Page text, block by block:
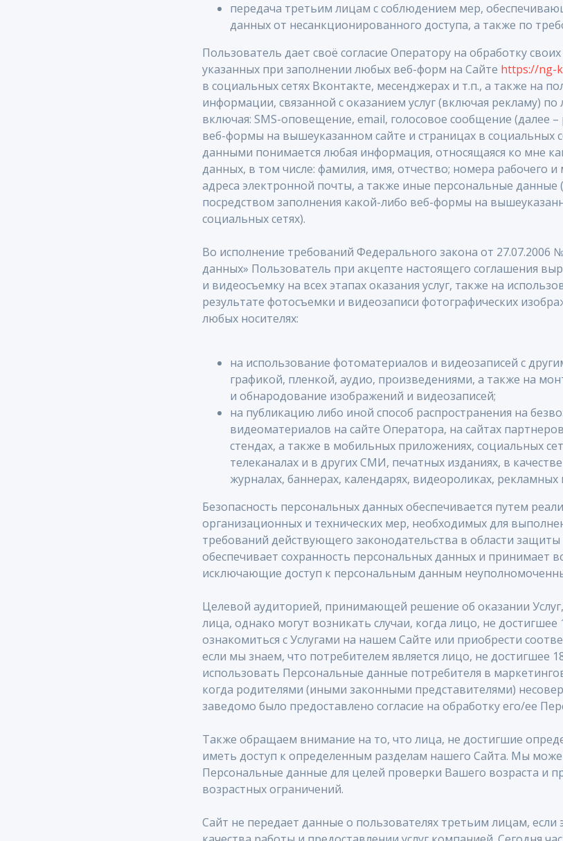
передача третьим лицам с соблюдением мер,
данных от несанкционированного доступа, а также по
Пользователь дает своё согласие Оператору на обработку
указанных при заполнении любых веб-форм на Сайте https://ng-
в социальных сетях Вконтакте, месенджерах и т.п., а также на
информации, связанной с оказанием услуг (включая рекламу)
включая: SMS-оповещение, email, голосовое сообщение (далее –
веб-формы на вышеуказанном сайте и страницах в социальных
данными понимается любая информация, относящаяся ко мне
данных, в том числе: фамилия, имя, отчество; номера рабочего
адреса электронной почты, а также иные персональные данные
посредством заполнения какой-либо веб-формы на
социальных сетях).
Во исполнение требований Федерального закона от 27.07.2006
данных» Пользователь при акцепте настоящего соглашения
и видеосъемку на всех этапах оказания услуг, также на
результате фотосъемки и видеозаписи фотографических
любых носителях:
на использование фотоматериалов и видеозаписей с
графикой, пленкой, аудио, произведениями, а также на
и обнародование изображений и видеозаписей;
на публикацию либо иной способ распространения на
видеоматериалов на сайте Оператора, на сайтах
стендах, а также в мобильных приложениях, социальных
телеканалах и в других СМИ, печатных изданиях, в
журналах, баннерах, календарях, видеороликах, рекламных
Безопасность персональных данных обеспечивается путем
организационных и технических мер, необходимых для
требований действующего законодательства в области
обеспечивает сохранность персональных данных и принимает
исключающие доступ к персональным данным
Целевой аудиторией, принимающей решение об оказании
лица, однако могут возникать случаи, когда лицо, не
ознакомиться с Услугами на нашем Сайте или приобрести
если мы знаем, что потребителем является лицо, не достигшее
использовать Персональные данные потребителя в
когда родителями (иными законными представителями)
заведомо было предоставлено согласие на обработку его/ее
Также обращаем внимание на то, что лица, не достигшие
иметь доступ к определенным разделам нашего Сайта. Мы
Персональные данные для целей проверки Вашего возраста и
возрастных ограничений.
Сайт не передает данные о пользователях третьим лицам, если
ул. Саларьевская, д. 16, корпус 3
«NGKids»
Ходынка
+7 916 829 36 64
г. Москва,
Проезд Березовой рощи, 12
MAX MAIL